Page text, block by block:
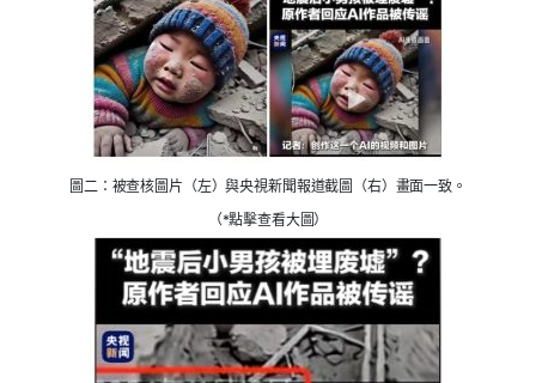
圖二：被查核圖片（左）與央視新聞報道截圖（右）畫面一致。
（*點擊查看大圖）